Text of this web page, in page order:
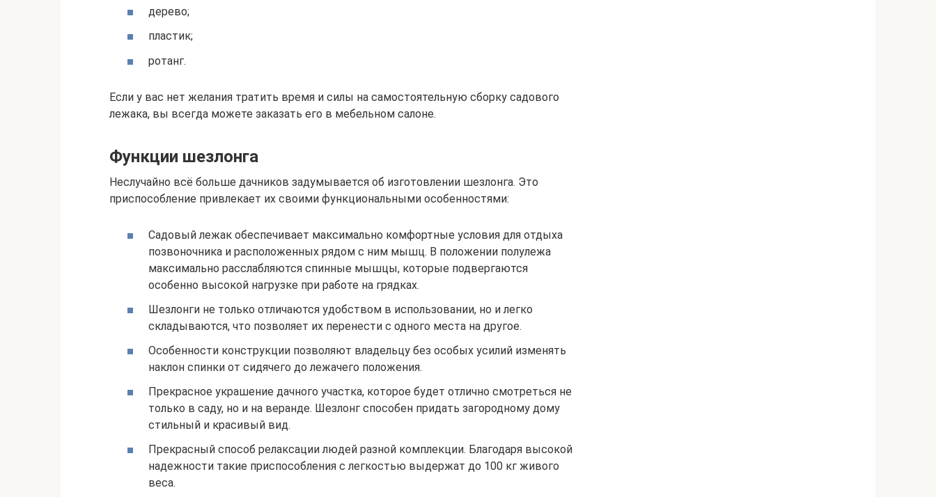
дерево;
пластик;
ротанг.
Если у вас нет желания тратить время и силы на самостоятельную сборку садового
лежака, вы всегда можете заказать его в мебельном салоне.
Функции шезлонга
Неслучайно всё больше дачников задумывается об изготовлении шезлонга. Это
приспособление привлекает их своими функциональными особенностями:
Садовый лежак обеспечивает максимально комфортные условия для отдыха
позвоночника и расположенных рядом с ним мышц. В положении полулежа
максимально расслабляются спинные мышцы, которые подвергаются
особенно высокой нагрузке при работе на грядках.
Шезлонги не только отличаются удобством в использовании, но и легко
складываются, что позволяет их перенести с одного места на другое.
Особенности конструкции позволяют владельцу без особых усилий изменять
наклон спинки от сидячего до лежачего положения.
Прекрасное украшение дачного участка, которое будет отлично смотреться не
только в саду, но и на веранде. Шезлонг способен придать загородному дому
стильный и красивый вид.
Прекрасный способ релаксации людей разной комплекции. Благодаря высокой
надежности такие приспособления с легкостью выдержат до 100 кг живого
веса.